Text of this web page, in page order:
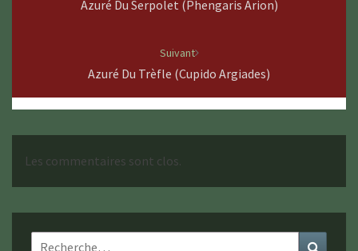
Azuré Du Serpolet (Phengaris Arion)
Suivant
Azuré Du Trèfle (Cupido Argiades)
Les commentaires sont clos.
Rechercher :